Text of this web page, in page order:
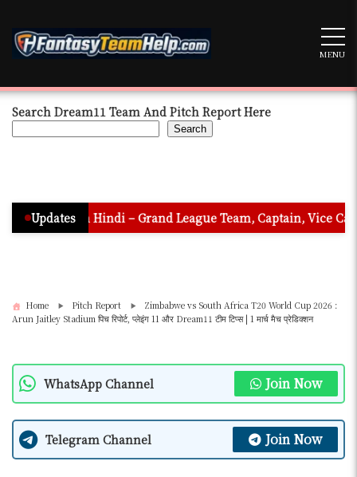
content
MENU
Search Dream11 Team And Pitch Report Here
Search
Updates
In Hindi – Grand League Team, Captain, Vice Captain &
Home Pitch Report
Zimbabwe vs South Africa T20 World Cup 2026 :
Arun Jaitley Stadium पिच रिपोर्ट, प्लेइंग 11 और Dream11 टीम टिप्स | 1 मार्च मैच प्रेडिक्शन
WhatsApp Channel Join Now
Telegram Channel Join Now